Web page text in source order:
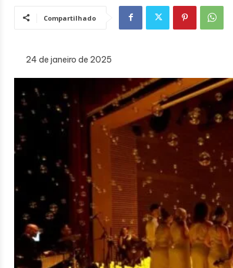
Compartilhado
24 de janeiro de 2025